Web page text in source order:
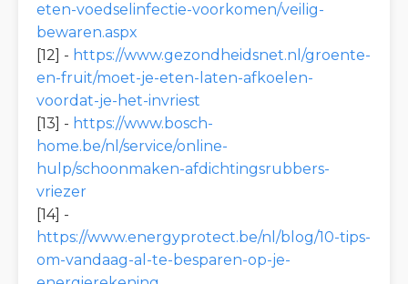
eten-voedselinfectie-voorkomen/veilig-
bewaren.aspx
[12] - https://www.gezondheidsnet.nl/groente-
en-fruit/moet-je-eten-laten-afkoelen-
voordat-je-het-invriest
[13] - https://www.bosch-
home.be/nl/service/online-
hulp/schoonmaken-afdichtingsrubbers-
vriezer
[14] -
https://www.energyprotect.be/nl/blog/10-tips-
om-vandaag-al-te-besparen-op-je-